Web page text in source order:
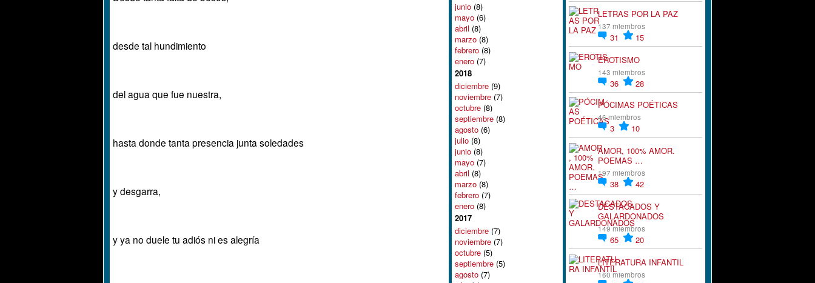
desde tal hundimiento
del agua que fue nuestra,
hasta donde tanta presencia junta soledades
y desgarra,
y ya no duele tu adiós ni es alegría
junio (8)
mayo (6)
abril (8)
marzo (8)
febrero (8)
enero (7)
2018
diciembre (9)
noviembre (7)
octubre (8)
septiembre (8)
agosto (6)
julio (8)
junio (8)
mayo (7)
abril (8)
marzo (8)
febrero (7)
enero (8)
2017
diciembre (7)
noviembre (7)
octubre (5)
septiembre (5)
agosto (7)
LETRAS POR LA PAZ
137 miembros
31
15
EROTISMO
143 miembros
36
28
PÓCIMAS POÉTICAS
46 miembros
3
10
AMOR, 100% AMOR.
POEMAS …
197 miembros
38
42
DESTACADOS Y
GALARDONADOS
149 miembros
65
20
LITERATURA INFANTIL
160 miembros